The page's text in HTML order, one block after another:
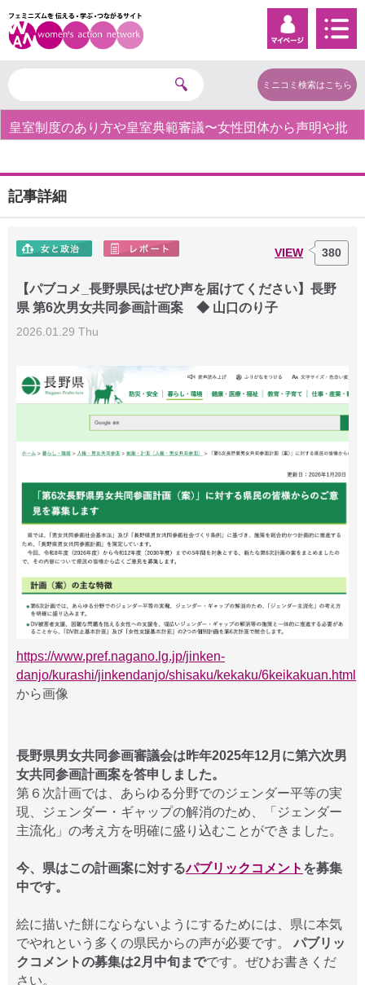
ミニコミ検索はこちら
皇室制度のあり方や皇室典範審議〜女性団体から声明や批
記事詳細
VIEW 380
【パブコメ_長野県民はぜひ声を届けてください】長野
県 第6次男女共同参画計画案 ◆ 山口のり子
2026.01.29 Thu
https://www.pref.nagano.lg.jp/jinken-
danjo/kurashi/jinkendanjo/shisaku/kekaku/6keikakuan.html
から画像
長野県男女共同参画審議会は昨年2025年12月に第六次男
女共同参画計画案を答申しました。
第６次計画では、あらゆる分野でのジェンダー平等の実
現、ジェンダー・ギャップの解消のため、「ジェンダー
主流化」の考え方を明確に盛り込むことができました。
今、県はこの計画案に対するパブリックコメント を募集
中です。
絵に描いた餅にならないようにするためには、県に本気
でやれという多くの県民からの声が必要です。 パブリッ
クコメントの募集は2月中旬までです。ぜひお書きくだ
さい。